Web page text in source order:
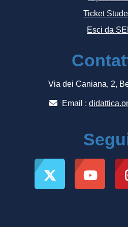
Ticket
Esci da
Via dei Caniana, 2,
Email :